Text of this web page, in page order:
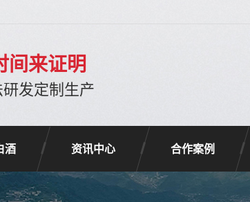
间来证明
发定制生产
酒 资讯中心 合作案例